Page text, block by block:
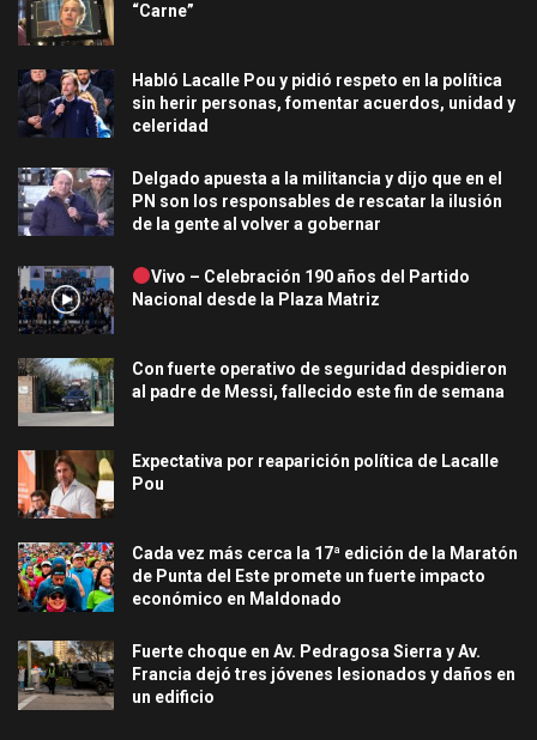
“Carne”
Habló Lacalle Pou y pidió respeto en la política
sin herir personas, fomentar acuerdos, unidad y
celeridad
Delgado apuesta a la militancia y dijo que en el
PN son los responsables de rescatar la ilusión
de la gente al volver a gobernar
Vivo – Celebración 190 años del Partido
Nacional desde la Plaza Matriz
Con fuerte operativo de seguridad despidieron
al padre de Messi, fallecido este fin de semana
Expectativa por reaparición política de Lacalle
Pou
Cada vez más cerca la 17ª edición de la Maratón
de Punta del Este promete un fuerte impacto
económico en Maldonado
Fuerte choque en Av. Pedragosa Sierra y Av.
Francia dejó tres jóvenes lesionados y daños en
un edificio